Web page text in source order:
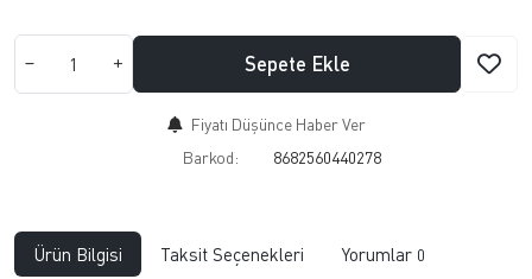
Sepete Ekle
Fiyatı Düşünce Haber Ver
Barkod:
8682560440278
Ürün Bilgisi Taksit Seçenekleri Yorumlar 0